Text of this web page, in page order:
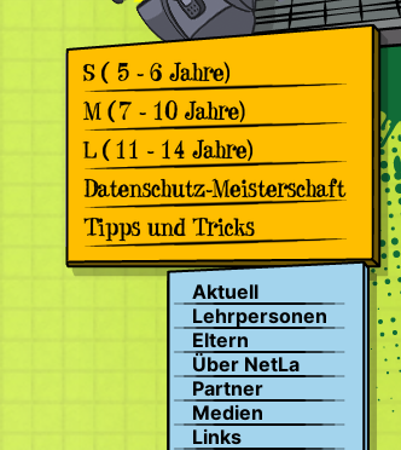
Games
Comics
Games
Comics
Games
Comics
Rückblick 2. Datenschutz-
Meisterschaft
Rückblick 1. Datenschutz-
Meisterschaft
Apps & Facebook
Surfen
Suchen
Aktuell
Lehrpersonen
Eltern
Über NetLa
Partner
Medien
Links